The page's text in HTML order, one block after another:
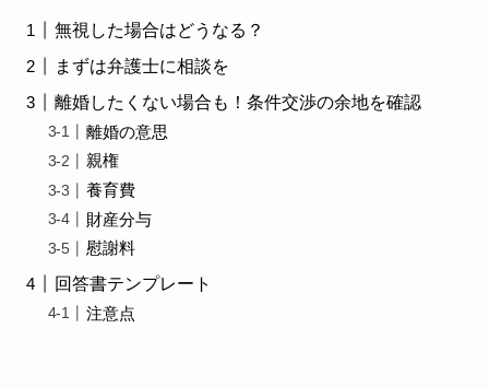
無視した場合はどうなる？
まずは弁護士に相談を
離婚したくない場合も！条件交渉の余地を確認
離婚の意思
親権
養育費
財産分与
慰謝料
回答書テンプレート
注意点